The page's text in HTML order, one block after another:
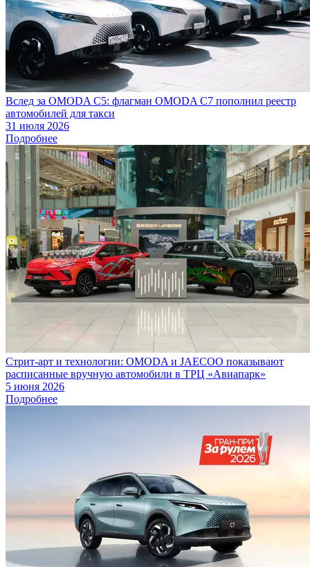
Вслед за OMODA C5: флагман OMODA C7 пополнил реестр
автомобилей для такси
31 июля 2026
Подробнее
Стрит-арт и технологии: OMODA и JAECOO показывают
расписанные вручную автомобили в ТРЦ «Авиапарк»
5 июня 2026
Подробнее